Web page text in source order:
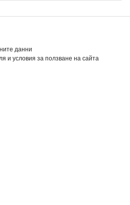
данни
и условия за ползване на сайта